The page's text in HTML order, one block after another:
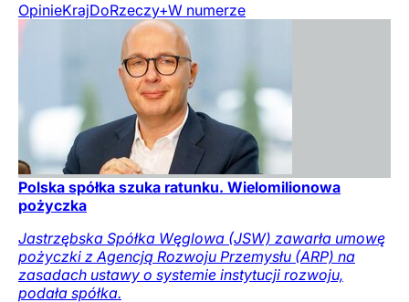
OpinieKrajDoRzeczy+W numerze
Polska spółka szuka ratunku. Wielomilionowa
pożyczka
Jastrzębska Spółka Węglowa (JSW) zawarła umowę
pożyczki z Agencją Rozwoju Przemysłu (ARP) na
zasadach ustawy o systemie instytucji rozwoju,
podała spółka.